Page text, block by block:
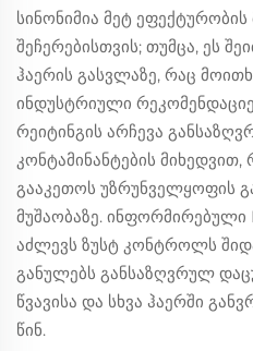
სინონიმია მეტ
შეჩერებისთვის; თუმცა, ეს
ჰაერის გასვლაზე, რაც
ინდუსტრიული
რეიტინგის არჩევა
კონტამინანტების მიხედვით,
გააკეთოს უზრუნველყოფის
მუშაობაზე. ინფორმირებული
აძლევს ზუსტ კონტროლს
განულებს განსაზღვრულ
წვავისა და სხვა ჰაერში
წინ.